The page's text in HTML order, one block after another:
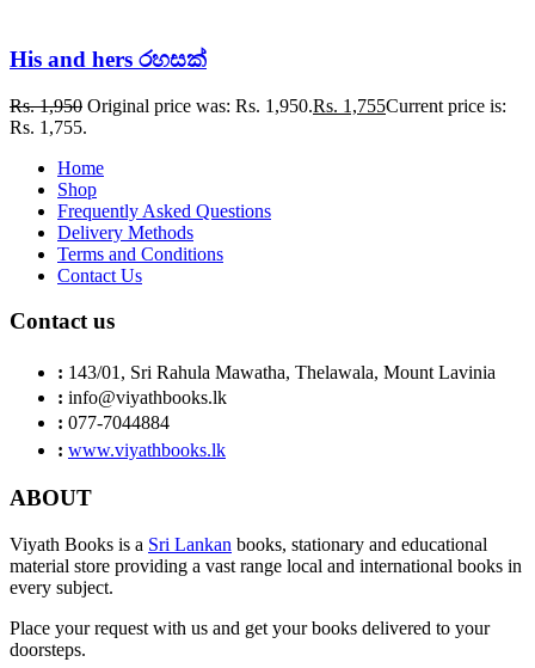
His and hers රහසක්
Rs.1,950 Original price was: Rs. 1,950.Rs. 1,755Current price is:
Rs. 1,755.
Home
Shop
Frequently Asked Questions
Delivery Methods
Terms and Conditions
Contact Us
Contact us
: 143/01, Sri Rahula Mawatha, Thelawala, Mount Lavinia
: info@viyathbooks.lk
: 077-7044884
: www.viyathbooks.lk
ABOUT
Viyath Books is a Sri Lankan books, stationary and educational
material store providing a vast range local and international books in
every subject.
Place your request with us and get your books delivered to your
doorsteps.